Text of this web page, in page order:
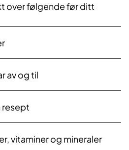
over følgende før ditt
av og til
resept
vitaminer og mineraler